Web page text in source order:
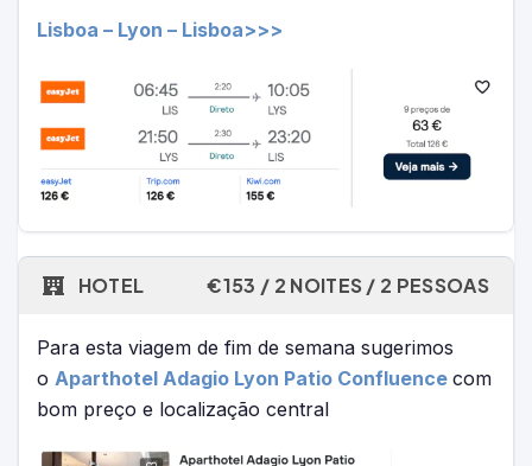
Lisboa – Lyon – Lisboa>>>
HOTEL €153 / 2 NOITES / 2 PESSOAS
Para esta viagem de fim de semana sugerimos
o Aparthotel Adagio Lyon Patio Confluence com
bom preço e localização central